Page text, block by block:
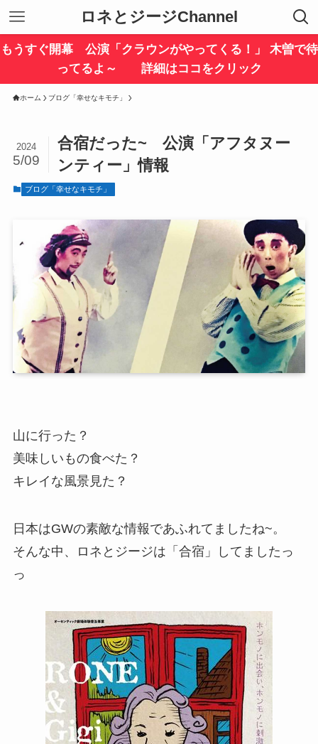
ロネとジージChannel
もうすぐ開幕 公演「クラウンがやってくる！」 木曽で待
ってるよ～ 詳細はココをクリック
ホーム ブログ「幸せなキモチ」
合宿だった~ 公演「アフタヌー
ンティー」情報
2024
5/09
ブログ「幸せなキモチ」
山に行った？
美味しいもの食べた？
キレイな風景見た？
日本はGWの素敵な情報であふれてましたね~。
そんな中、ロネとジージは「合宿」してましたっ
っ